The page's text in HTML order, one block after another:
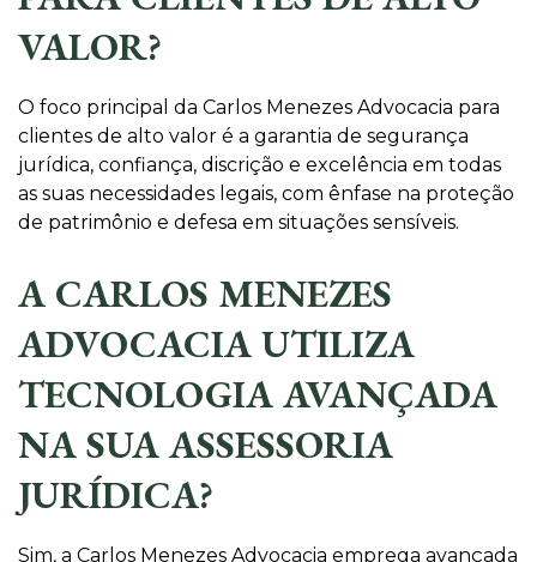
VALOR?
O foco principal da Carlos Menezes Advocacia para
clientes de alto valor é a garantia de segurança
jurídica, confiança, discrição e excelência em todas
as suas necessidades legais, com ênfase na proteção
de patrimônio e defesa em situações sensíveis.
A CARLOS MENEZES
ADVOCACIA UTILIZA
TECNOLOGIA AVANÇADA
NA SUA ASSESSORIA
JURÍDICA?
Sim, a Carlos Menezes Advocacia emprega avançada